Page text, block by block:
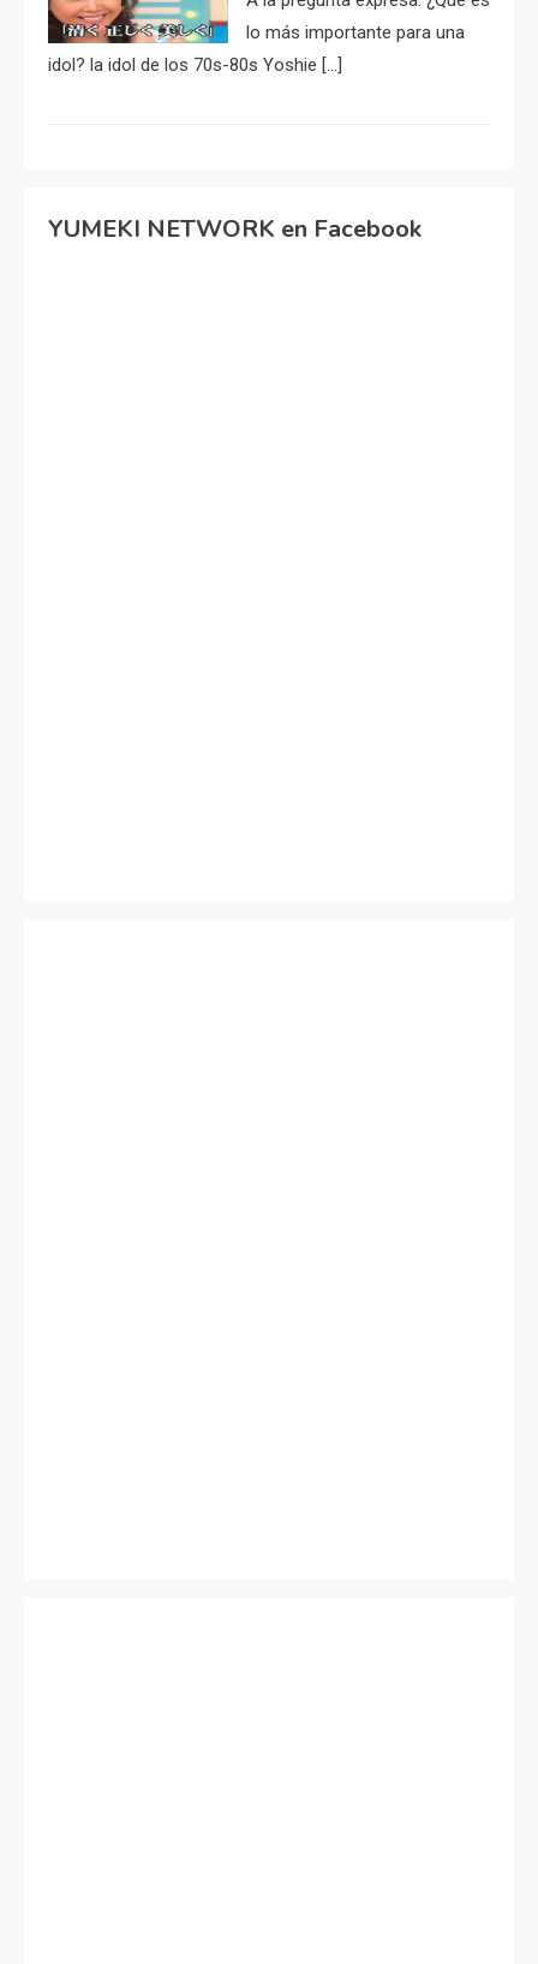
lo más importante para una
idol? la idol de los 70s-80s Yoshie […]
YUMEKI NETWORK en Facebook